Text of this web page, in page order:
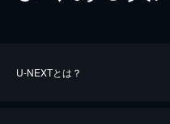
U-NEXTとは？